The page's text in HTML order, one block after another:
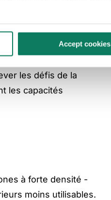
Accept cookies
les défis de la
les capacités
à forte densité -
moins utilisables.